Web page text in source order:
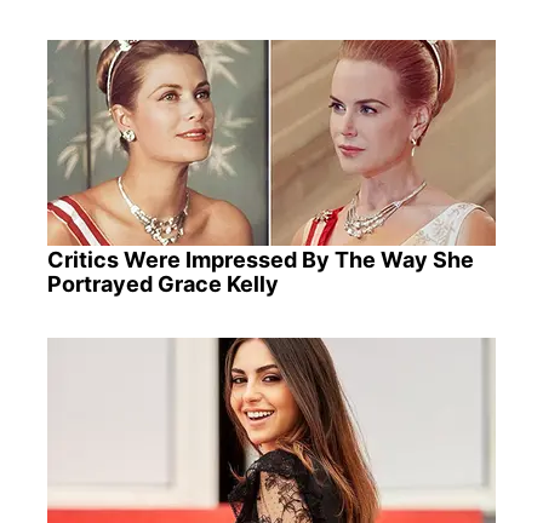
Critics Were Impressed By The Way She
Portrayed Grace Kelly